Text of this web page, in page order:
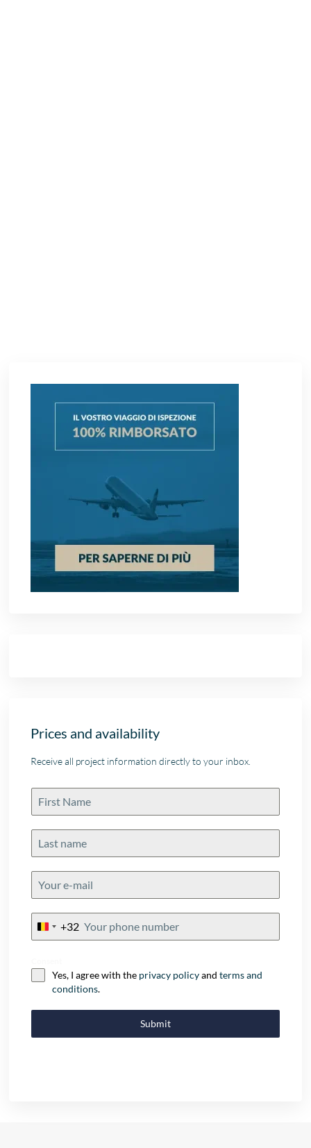
Prices and availability
Receive all project information directly to your inbox.
Belgium
+32
Yes, I agree with the privacy policyandterms and
conditions.
Submit